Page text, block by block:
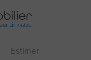
Estimer